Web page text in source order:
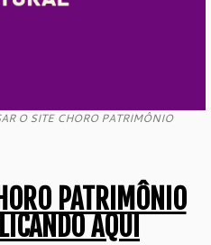
O SITE CHORO PATRIMÔNIO
PATRIMÔNIO
AQUI